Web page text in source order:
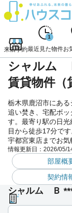
来店予約
1
最近見た物件お
シャルム
賃貸物件（
栃木県鹿沼市にあ
追い焚き、宅配ボ
す。最寄り駅の日
目から徒歩17分で
宇都宮東店までお気
情報更新日： 2026/05/
部屋概
契約情
シャルム Ｂ